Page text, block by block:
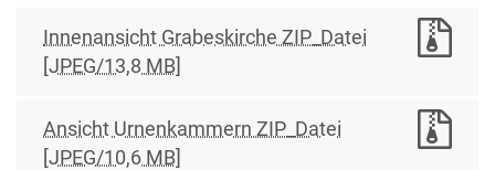
Innenansicht Grabeskirche ZIP_Datei
[JPEG/13,8 MB]
Ansicht Urnenkammern ZIP_Datei
[JPEG/10,6 MB]